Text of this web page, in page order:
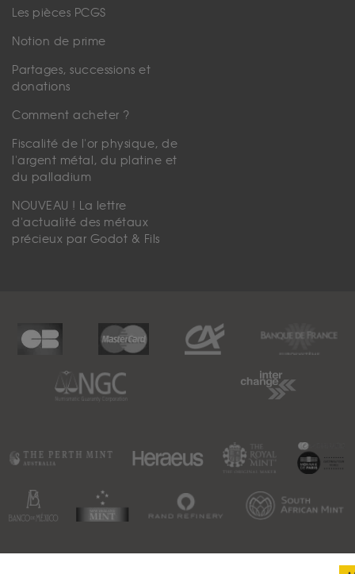
Les pièces PCGS
Notion de prime
Partages, successions et
donations
Comment acheter ?
Fiscalité de l'or physique, de
l'argent métal, du platine et
du palladium
NOUVEAU ! La lettre
d'actualité des métaux
précieux par Godot & Fils